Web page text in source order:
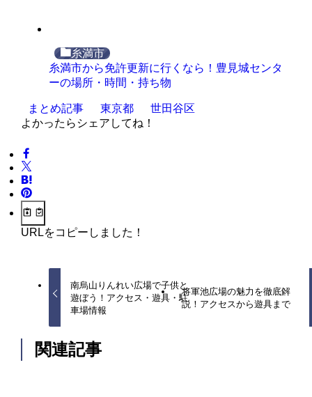
糸満市
糸満市から免許更新に行くなら！豊見城センタ
ーの場所・時間・持ち物
まとめ記事 東京都
世田谷区
よかったらシェアしてね！
URLをコピーしました！
南烏山りんれい広場で子供と
遊ぼう！アクセス・遊具・駐
車場情報
将軍池広場の魅力を徹底解
説！アクセスから遊具まで
関連記事